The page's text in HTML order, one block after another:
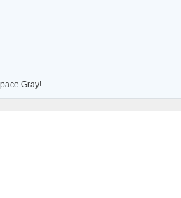
Gray!